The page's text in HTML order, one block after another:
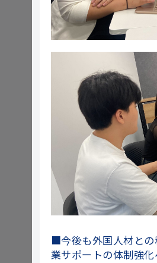
■今後も外国人材との
業サポートの体制強化